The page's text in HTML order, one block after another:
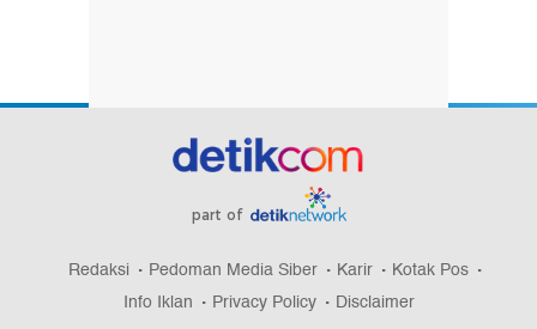
part of
Redaksi Pedoman Media Siber Karir
Kotak Pos
Info Iklan
Privacy Policy Disclaimer